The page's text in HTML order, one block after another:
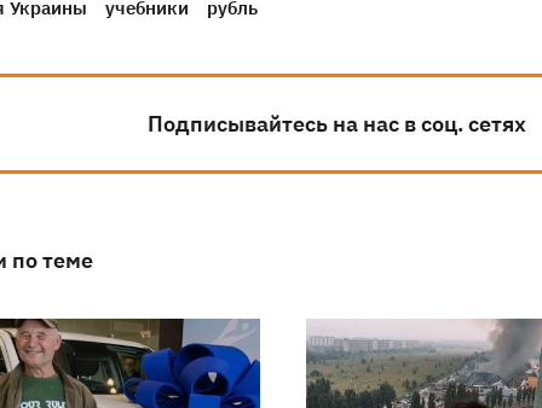
Украины учебники рубль
Подписывайтесь на нас в соц. сетях
по теме